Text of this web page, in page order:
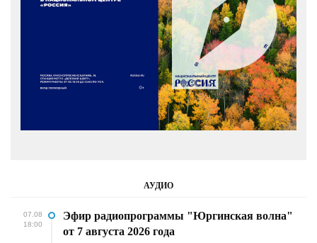
АУДИО
07.08
18:00
Эфир радиопрограммы "Юргинская волна"
от 7 августа 2026 года